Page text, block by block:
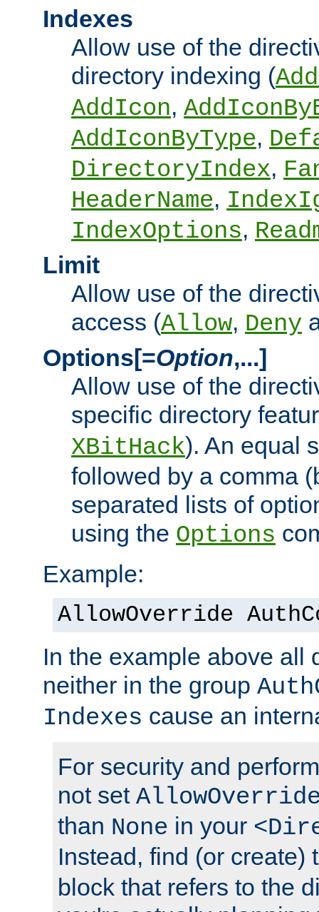
Indexes
Allow use of the
directory indexing (
AddIcon,
AddIconByType,
DirectoryIndex,
HeaderName,
IndexOptions,
Limit
Allow use of the
access (Allow, Deny
Options[=Option,...]
Allow use of the
specific directory
XBitHack). An equal
followed by a comma
separated lists of
using the Options
Example:
AllowOverride
In the example above all
neither in the group
Indexes cause an
For security and
not set
than None in your
Instead, find (or create)
block that refers to the